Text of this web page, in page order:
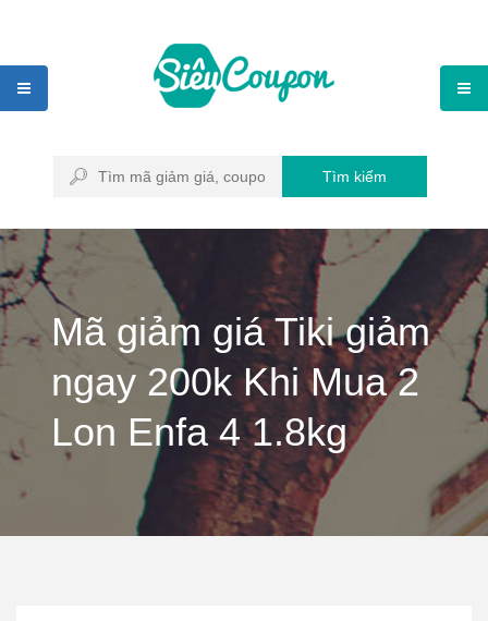
Tìm kiếm
Mã giảm giá Tiki giảm
ngay 200k Khi Mua 2
Lon Enfa 4 1.8kg